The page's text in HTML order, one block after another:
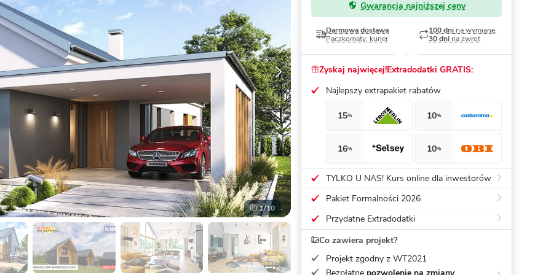
Dom pasywny - co to znaczy
1/10
Gwarancja najniższej ceny
Darmowa dostawa
Paczkomaty, kurier
100 dni na wymianę,
30 dni na zwrot
Zyskaj najwięcej!Extradodatki GRATIS:
Najlepszy extrapakiet rabatów
15% 10%
16% 10%
TYLKO U NAS! Kurs online dla inwestorów
Pakiet Formalności 2026
Przydatne Extradodatki
Co zawiera projekt?
Projekt zgodny z WT2021